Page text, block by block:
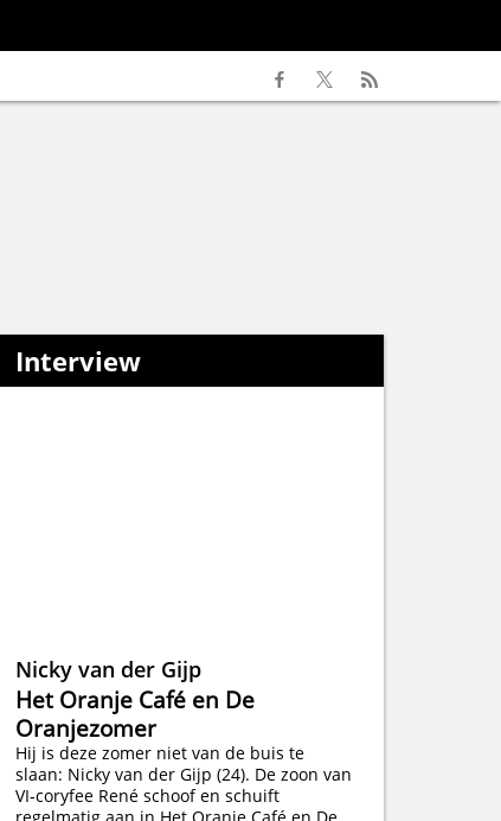
Interview
Nicky van der Gijp
Het Oranje Café en De
Oranjezomer
Hij is deze zomer niet van de buis te
slaan: Nicky van der Gijp (24). De zoon van
VI-coryfee René schoof en schuift